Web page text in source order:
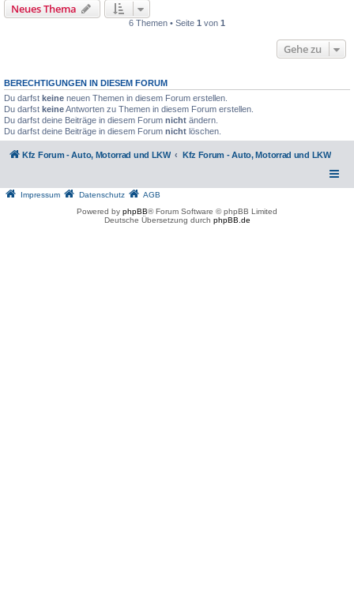
Neues Thema
6 Themen • Seite 1 von 1
Gehe zu
BERECHTIGUNGEN IN DIESEM FORUM
Du darfst keine neuen Themen in diesem Forum erstellen.
Du darfst keineAntworten zu Themen in diesem Forum erstellen.
Du darfst deine Beiträge in diesem Forum nicht ändern.
Du darfst deine Beiträge in diesem Forum nicht löschen.
Kfz Forum - Auto, Motorrad und LKW Kfz Forum - Auto, Motorrad und LKW
Impressum Datenschutz
AGB
Powered by phpBB® Forum Software © phpBB Limited
Deutsche Übersetzung durch phpBB.de